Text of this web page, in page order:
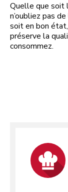
Quelle que soit
n’oubliez pas
soit en bon
préserve la
consommez.